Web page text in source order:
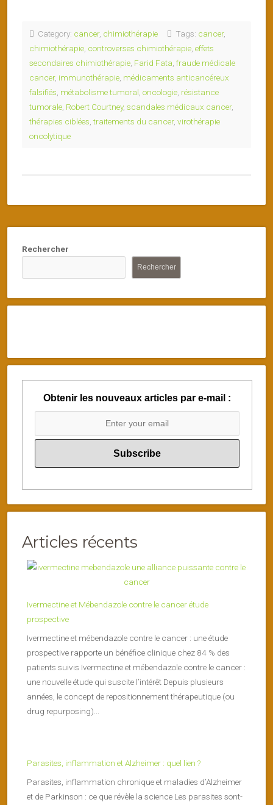
Category: cancer, chimiothérapie Tags: cancer,
chimiothérapie controverses chimiothérapie effets
secondaires chimiothérapie Farid Fata fraude médicale
cancer, immunothérapie médicaments anticancéreux
falsifiés métabolisme tumoral oncologie résistance
tumorale Robert Courtney, scandales médicaux cancer,
thérapies ciblées ,traitements du cancer, virothérapie
oncolytique
Rechercher
Rechercher
Obtenir les nouveaux articles par e-mail :
Articles récents
Ivermectine et Mébendazole contre le cancer étude
prospective
Ivermectine et mébendazole contre le cancer : une étude
prospective rapporte un bénéfice clinique chez 84 % des
patients suivis Ivermectine et mébendazole contre le cancer :
une nouvelle étude qui suscite l’intérêt Depuis plusieurs
années, le concept de repositionnement thérapeutique (ou
drug repurposing)...
Parasites, inflammation et Alzheimer : quel lien ?
Parasites, inflammation chronique et maladies d’Alzheimer
et de Parkinson : ce que révèle la science Les parasites sont-